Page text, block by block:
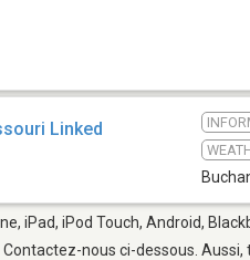
Linked
iPad, iPod Touch, Android,
nous ci-dessous.